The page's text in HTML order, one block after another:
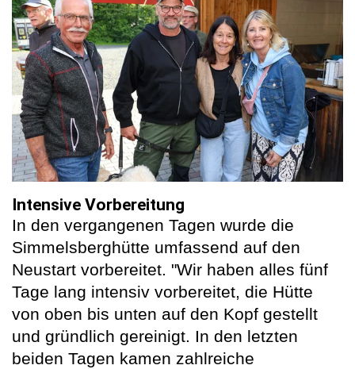
Intensive Vorbereitung
In den vergangenen Tagen wurde die
Simmelsberghütte umfassend auf den
Neustart vorbereitet. "Wir haben alles fünf
Tage lang intensiv vorbereitet, die Hütte
von oben bis unten auf den Kopf gestellt
und gründlich gereinigt. In den letzten
beiden Tagen kamen zahlreiche